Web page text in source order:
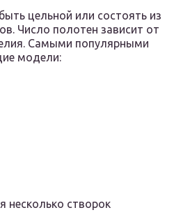
цельной или состоять из
Число полотен зависит от
Самыми популярными
модели:
несколько створок